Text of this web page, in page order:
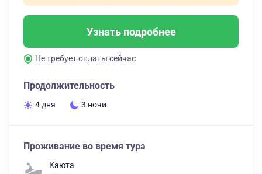
Узнать подробнее
Не требует оплаты сейчас
Продолжительность
4 дня 3 ночи
Проживание во время тура
Каюта